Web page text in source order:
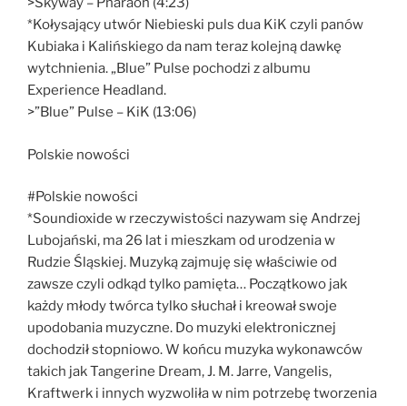
*Kołysający utwór Niebieski puls dua KiK czyli panów
Kubiaka i Kalińskiego da nam teraz kolejną dawkę
wytchnienia. „Blue” Pulse pochodzi z albumu
Experience Headland.
>”Blue” Pulse – KiK (13:06)
Polskie nowości
#Polskie nowości
*Soundioxide w rzeczywistości nazywam się Andrzej
Lubojański, ma 26 lat i mieszkam od urodzenia w
Rudzie Śląskiej. Muzyką zajmuję się właściwie od
zawsze czyli odkąd tylko pamięta… Początkowo jak
każdy młody twórca tylko słuchał i kreował swoje
upodobania muzyczne. Do muzyki elektronicznej
dochodził stopniowo. W końcu muzyka wykonawców
takich jak Tangerine Dream, J. M. Jarre, Vangelis,
Kraftwerk i innych wyzwoliła w nim potrzebę tworzenia